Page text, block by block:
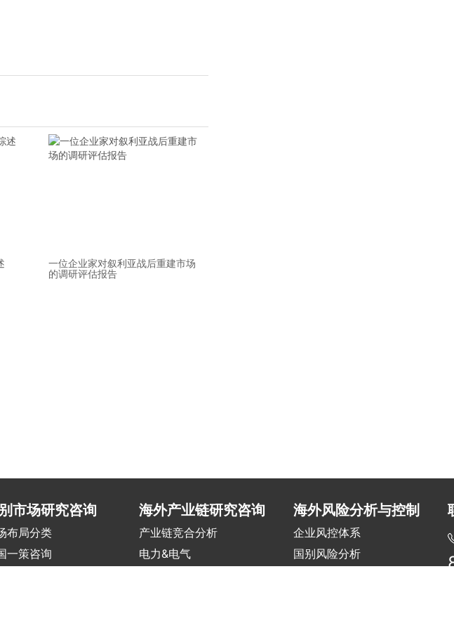
一位企业家对叙利亚战后重建市场
的调研评估报告
市场研究咨询
布局分类
一策咨询
海外产业链研究咨询
产业链竞合分析
电力&电气
海外风险分析与控制
企业风控体系
国别风险分析